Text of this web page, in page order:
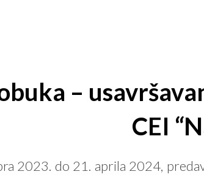
–
CEI
2023. do 21. aprila 2024,